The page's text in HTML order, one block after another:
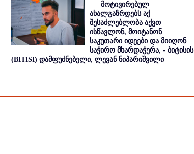
მოტივირებულ
ახალგაზრდებს აქ
შესაძლებლობა აქვთ
ისწავლონ, მოიტანონ
საკუთარი იდეები და მიიღონ
საჭირო მხარდაჭერა, - ბიტისის
(BITISI) დამფუძნებელი, ლევან ნიპარიშვილი